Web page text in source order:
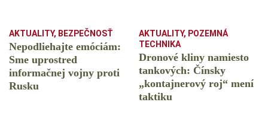
AKTUALITY, BEZPEČNOSŤ
Nepodliehajte emóciám:
Sme uprostred
informačnej vojny proti
Rusku
AKTUALITY, POZEMNÁ
TECHNIKA
Dronové kliny namiesto
tankových: Čínsky
️„kontajnerový roj“ mení
taktiku